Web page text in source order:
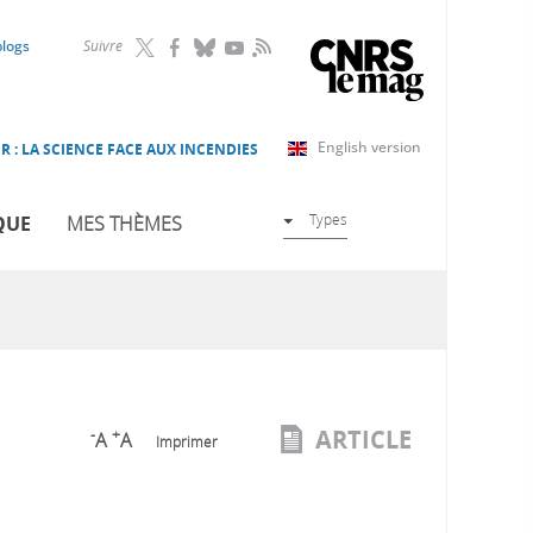
Suivre RSS
English version
: LA SCIENCE FACE AUX INCENDIES
MES THÈMES Types
-A +A Imprimer ARTICLE